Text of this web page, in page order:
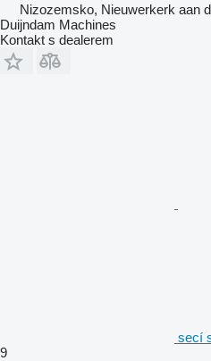
Nizozemsko, Nieuwerkerk aan
Duijndam Machines
Kontakt s dealerem
secí
9